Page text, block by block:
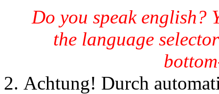
Do you speak english?
the language
Achtung! Durch